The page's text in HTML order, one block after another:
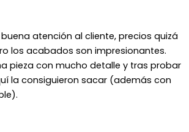
atención al cliente, precios quizá
los acabados son impresionantes.
pieza con mucho detalle y tras probar
la consiguieron sacar (además con